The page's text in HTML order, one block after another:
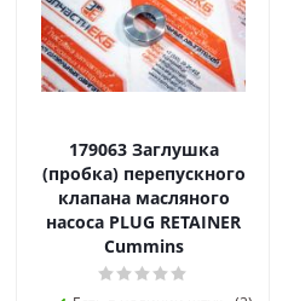
179063 Заглушка
(пробка) перепускного
клапана масляного
насоса PLUG RETAINER
Cummins